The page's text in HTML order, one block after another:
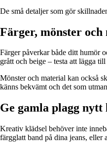
De små detaljer som gör
Färger, mönster
Färger påverkar både ditt humör
grått och beige – testa att lägga
Mönster och material kan också
känns bekvämt och det som
Ge gamla plagg nytt
Kreativ klädsel behöver inte
färgglatt band på dina jeans, eller